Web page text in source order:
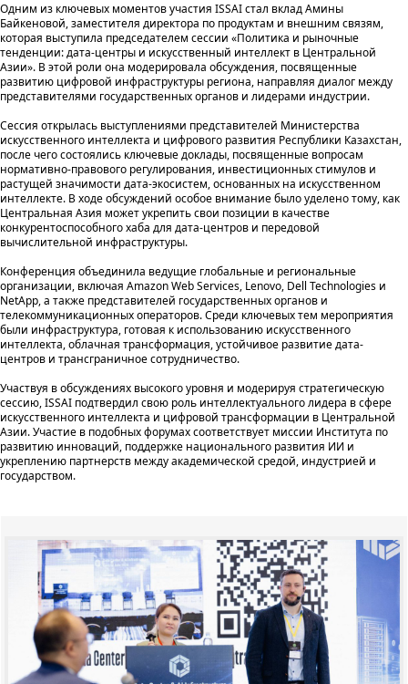
Одним из ключевых моментов участия ISSAI стал вклад Амины
Байкеновой, заместителя директора по продуктам и внешним связям,
которая выступила председателем сессии «Политика и рыночные
тенденции: дата-центры и искусственный интеллект в Центральной
Азии». В этой роли она модерировала обсуждения, посвященные
развитию цифровой инфраструктуры региона, направляя диалог между
представителями государственных органов и лидерами индустрии.
Сессия открылась выступлениями представителей Министерства
искусственного интеллекта и цифрового развития Республики Казахстан,
после чего состоялись ключевые доклады, посвященные вопросам
нормативно-правового регулирования, инвестиционных стимулов и
растущей значимости дата-экосистем, основанных на искусственном
интеллекте. В ходе обсуждений особое внимание было уделено тому, как
Центральная Азия может укрепить свои позиции в качестве
конкурентоспособного хаба для дата-центров и передовой
вычислительной инфраструктуры.
Конференция объединила ведущие глобальные и региональные
организации, включая Amazon Web Services, Lenovo, Dell Technologies и
NetApp, а также представителей государственных органов и
телекоммуникационных операторов. Среди ключевых тем мероприятия
были инфраструктура, готовая к использованию искусственного
интеллекта, облачная трансформация, устойчивое развитие дата-
центров и трансграничное сотрудничество.
Участвуя в обсуждениях высокого уровня и модерируя стратегическую
сессию, ISSAI подтвердил свою роль интеллектуального лидера в сфере
искусственного интеллекта и цифровой трансформации в Центральной
Азии. Участие в подобных форумах соответствует миссии Института по
развитию инноваций, поддержке национального развития ИИ и
укреплению партнерств между академической средой, индустрией и
государством.